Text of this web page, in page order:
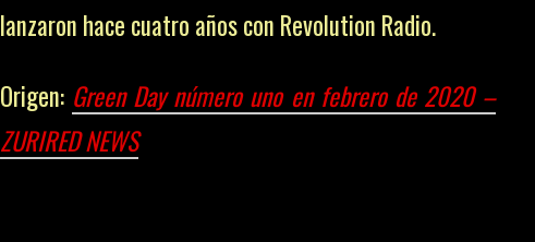
lanzaron hace cuatro años con Revolution Radio.
Origen: Green Day número uno en febrero de 2020 –
ZURIRED NEWS